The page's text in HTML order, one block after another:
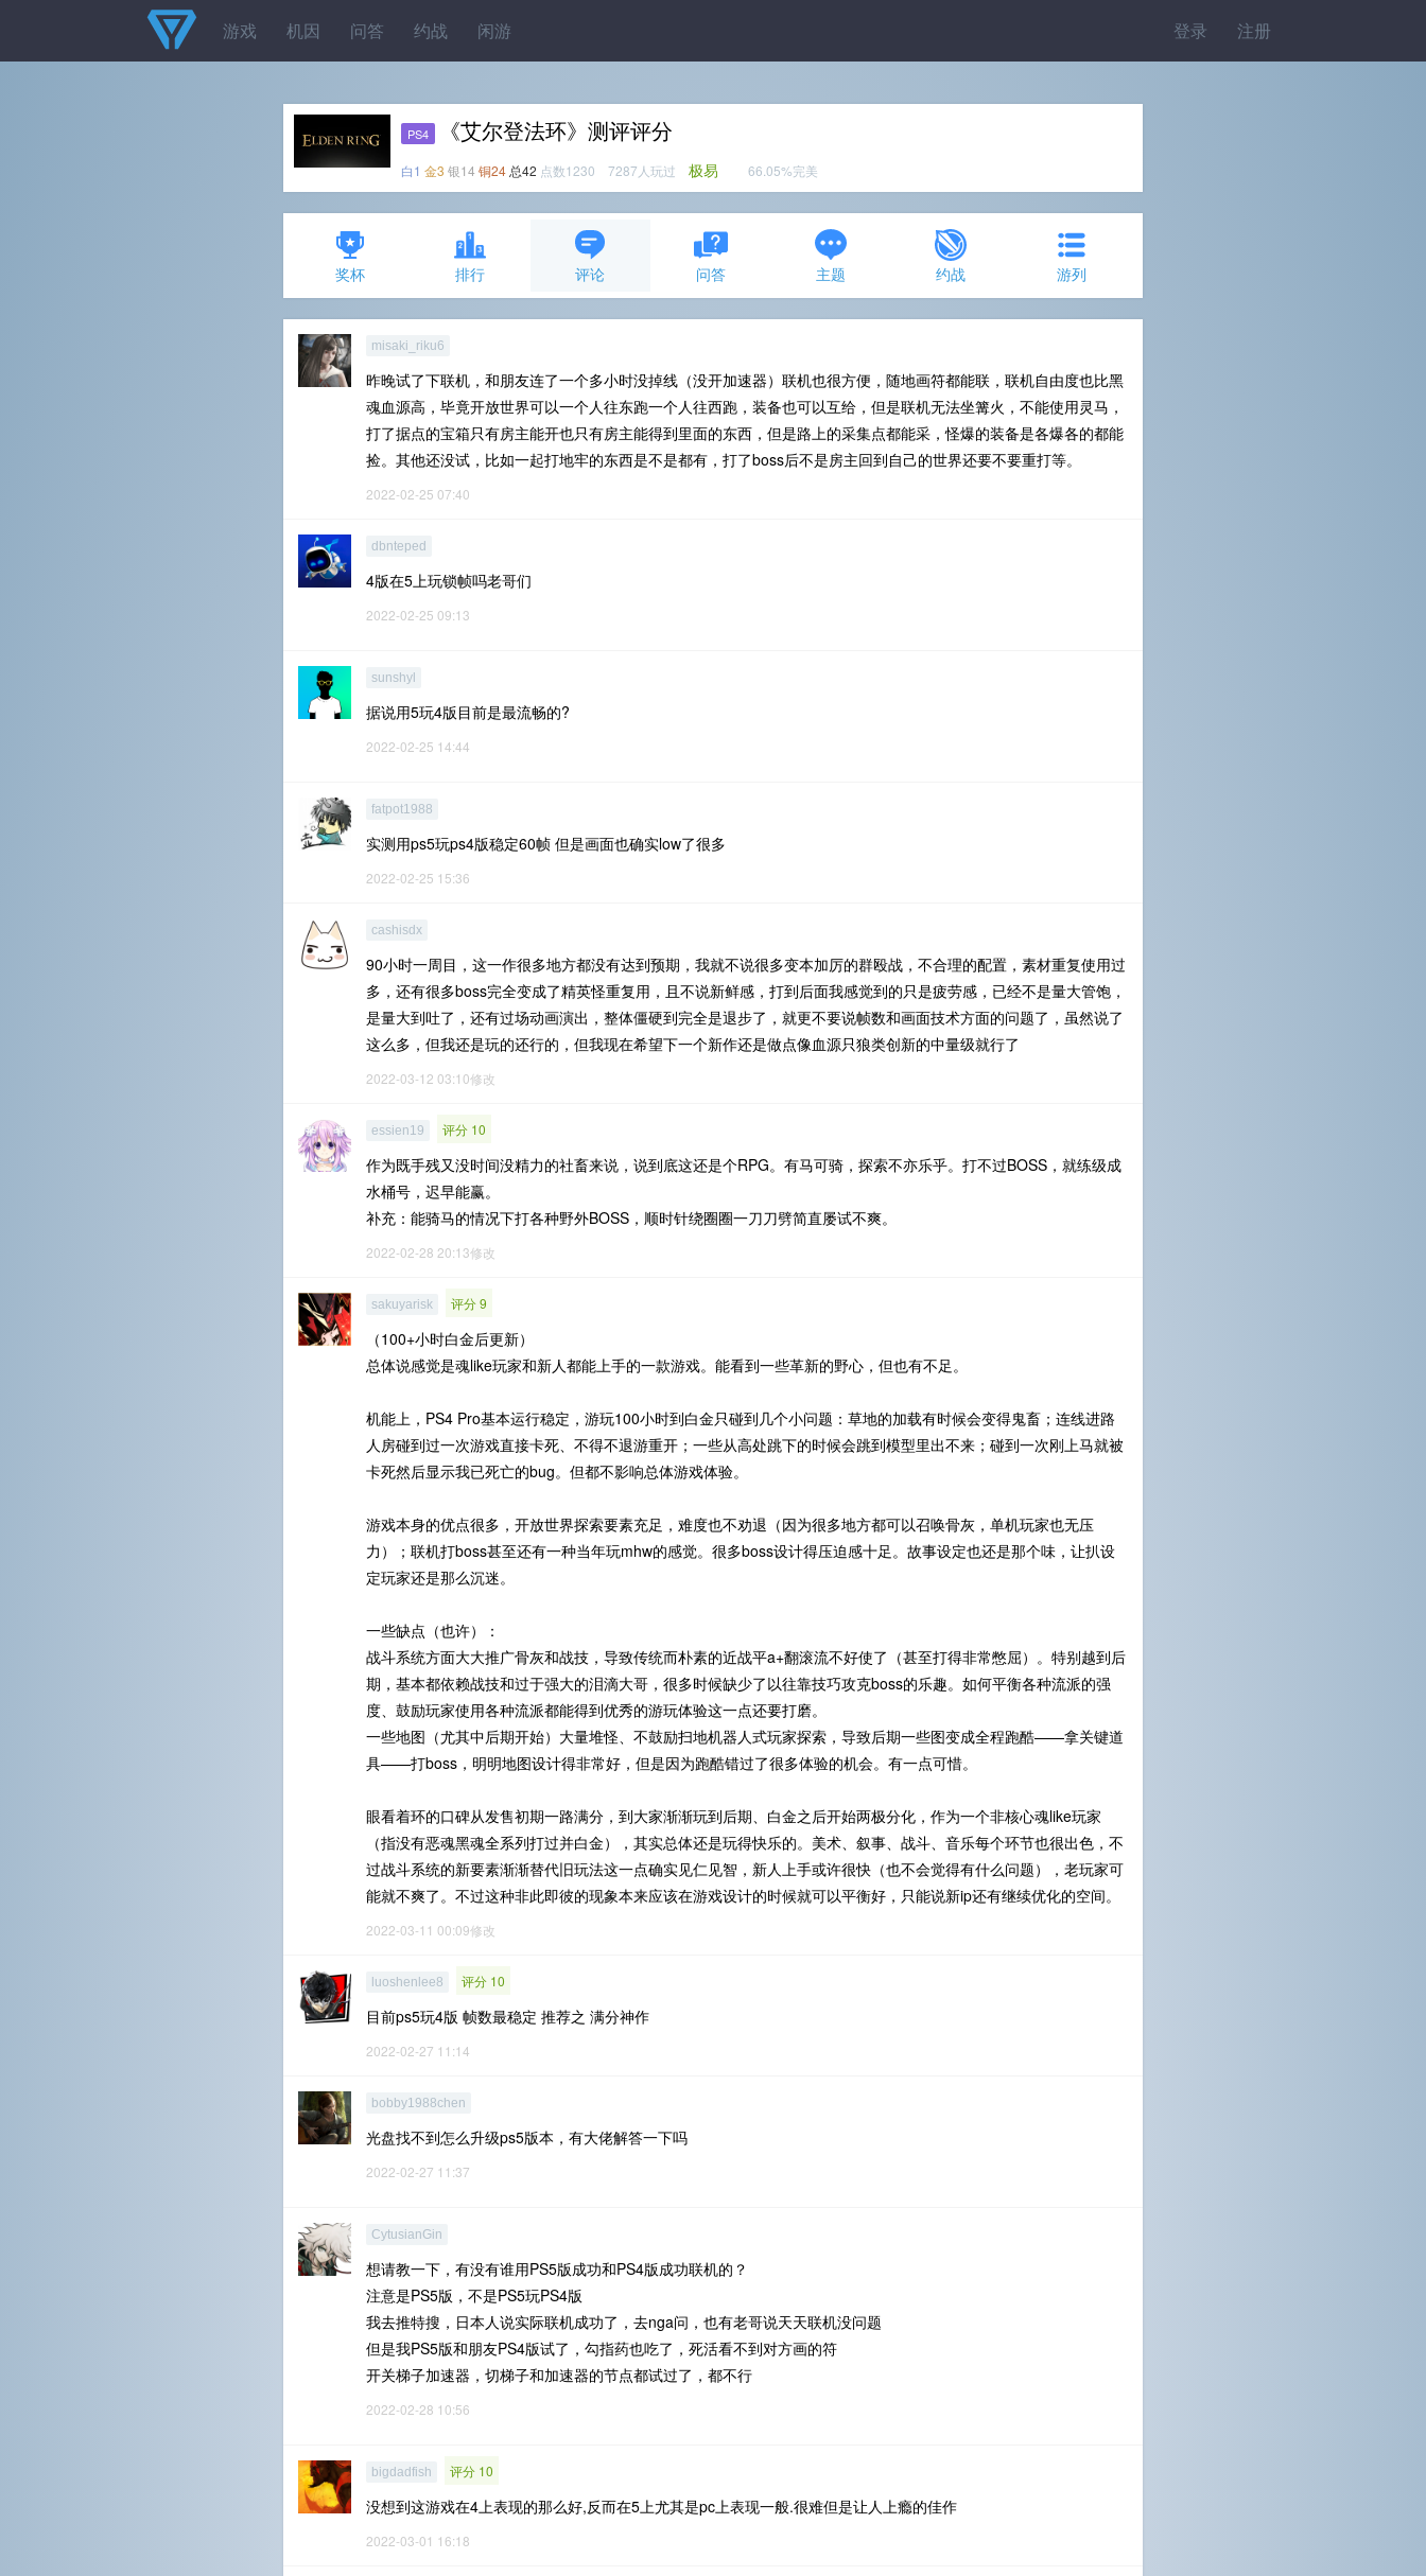
登录 注册
游戏 机因 问答 约战 闲游
PS4 《艾尔登法环》测评评分
白1 金3 银14 铜24 总42 点数1230 7287人玩过 极易 66.05%完美
奖杯 排行 评论 问答 主题 约战 游列
misaki_riku6
昨晚试了下联机，和朋友连了一个多小时没掉线（没开加速器）联机也很方便，随地画符都能联，联机自由度也比黑
魂血源高，毕竟开放世界可以一个人往东跑一个人往西跑，装备也可以互给，但是联机无法坐篝火，不能使用灵马，
打了据点的宝箱只有房主能开也只有房主能得到里面的东西，但是路上的采集点都能采，怪爆的装备是各爆各的都能
捡。其他还没试，比如一起打地牢的东西是不是都有，打了boss后不是房主回到自己的世界还要不要重打等。
2022-02-25 07:40
dbnteped
4版在5上玩锁帧吗老哥们
2022-02-25 09:13
sunshyl
据说用5玩4版目前是最流畅的?
2022-02-25 14:44
fatpot1988
实测用ps5玩ps4版稳定60帧 但是画面也确实low了很多
2022-02-25 15:36
cashisdx
90小时一周目，这一作很多地方都没有达到预期，我就不说很多变本加厉的群殴战，不合理的配置，素材重复使用过
多，还有很多boss完全变成了精英怪重复用，且不说新鲜感，打到后面我感觉到的只是疲劳感，已经不是量大管饱，
是量大到吐了，还有过场动画演出，整体僵硬到完全是退步了，就更不要说帧数和画面技术方面的问题了，虽然说了
这么多，但我还是玩的还行的，但我现在希望下一个新作还是做点像血源只狼类创新的中量级就行了
2022-03-12 03:10修改
essien19 评分 10
作为既手残又没时间没精力的社畜来说，说到底这还是个RPG。有马可骑，探索不亦乐乎。打不过BOSS，就练级成
水桶号，迟早能赢。
补充：能骑马的情况下打各种野外BOSS，顺时针绕圈圈一刀刀劈简直屡试不爽。
2022-02-28 20:13修改
sakuyarisk 评分 9
（100+小时白金后更新）
总体说感觉是魂like玩家和新人都能上手的一款游戏。能看到一些革新的野心，但也有不足。
机能上，PS4 Pro基本运行稳定，游玩100小时到白金只碰到几个小问题：草地的加载有时候会变得鬼畜；连线进路
人房碰到过一次游戏直接卡死、不得不退游重开；一些从高处跳下的时候会跳到模型里出不来；碰到一次刚上马就被
卡死然后显示我已死亡的bug。但都不影响总体游戏体验。
游戏本身的优点很多，开放世界探索要素充足，难度也不劝退（因为很多地方都可以召唤骨灰，单机玩家也无压
力）；联机打boss甚至还有一种当年玩mhw的感觉。很多boss设计得压迫感十足。故事设定也还是那个味，让扒设
定玩家还是那么沉迷。
一些缺点（也许）：
战斗系统方面大大推广骨灰和战技，导致传统而朴素的近战平a+翻滚流不好使了（甚至打得非常憋屈）。特别越到后
期，基本都依赖战技和过于强大的泪滴大哥，很多时候缺少了以往靠技巧攻克boss的乐趣。如何平衡各种流派的强
度、鼓励玩家使用各种流派都能得到优秀的游玩体验这一点还要打磨。
一些地图（尤其中后期开始）大量堆怪、不鼓励扫地机器人式玩家探索，导致后期一些图变成全程跑酷——拿关键道
具——打boss，明明地图设计得非常好，但是因为跑酷错过了很多体验的机会。有一点可惜。
眼看着环的口碑从发售初期一路满分，到大家渐渐玩到后期、白金之后开始两极分化，作为一个非核心魂like玩家
（指没有恶魂黑魂全系列打过并白金），其实总体还是玩得快乐的。美术、叙事、战斗、音乐每个环节也很出色，不
过战斗系统的新要素渐渐替代旧玩法这一点确实见仁见智，新人上手或许很快（也不会觉得有什么问题），老玩家可
能就不爽了。不过这种非此即彼的现象本来应该在游戏设计的时候就可以平衡好，只能说新ip还有继续优化的空间。
2022-03-11 00:09修改
luoshenlee8 评分 10
目前ps5玩4版 帧数最稳定 推荐之 满分神作
2022-02-27 11:14
bobby1988chen
光盘找不到怎么升级ps5版本，有大佬解答一下吗
2022-02-27 11:37
CytusianGin
想请教一下，有没有谁用PS5版成功和PS4版成功联机的？
注意是PS5版，不是PS5玩PS4版
我去推特搜，日本人说实际联机成功了，去nga问，也有老哥说天天联机没问题
但是我PS5版和朋友PS4版试了，勾指药也吃了，死活看不到对方画的符
开关梯子加速器，切梯子和加速器的节点都试过了，都不行
2022-02-28 10:56
bigdadfish 评分 10
没想到这游戏在4上表现的那么好,反而在5上尤其是pc上表现一般.很难但是让人上瘾的佳作
2022-03-01 16:18